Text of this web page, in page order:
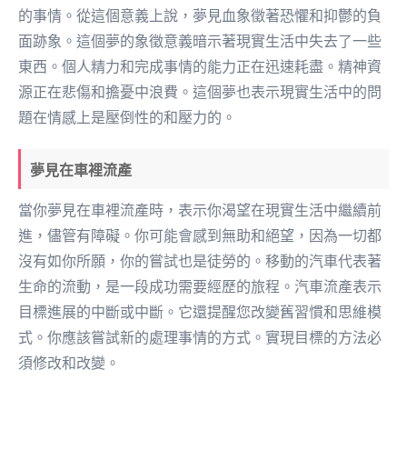
的事情。從這個意義上說，夢見血象徵著恐懼和抑鬱的負
面跡象。這個夢的象徵意義暗示著現實生活中失去了一些
東西。個人精力和完成事情的能力正在迅速耗盡。精神資
源正在悲傷和擔憂中浪費。這個夢也表示現實生活中的問
題在情感上是壓倒性的和壓力的。
夢見在車裡流產
當你夢見在車裡流產時，表示你渴望在現實生活中繼續前
進，儘管有障礙。你可能會感到無助和絕望，因為一切都
沒有如你所願，你的嘗試也是徒勞的。移動的汽車代表著
生命的流動，是一段成功需要經歷的旅程。汽車流產表示
目標進展的中斷或中斷。它還提醒您改變舊習慣和思維模
式。你應該嘗試新的處理事情的方式。實現目標的方法必
須修改和改變。